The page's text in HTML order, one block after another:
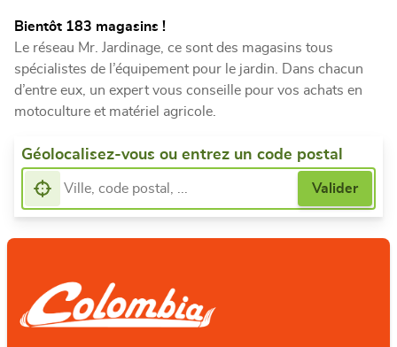
Bientôt 183 magasins !
Le réseau Mr. Jardinage, ce sont des magasins tous
spécialistes de l’équipement pour le jardin. Dans chacun
d’entre eux, un expert vous conseille pour vos achats en
motoculture et matériel agricole.
Géolocalisez-vous ou entrez un code postal